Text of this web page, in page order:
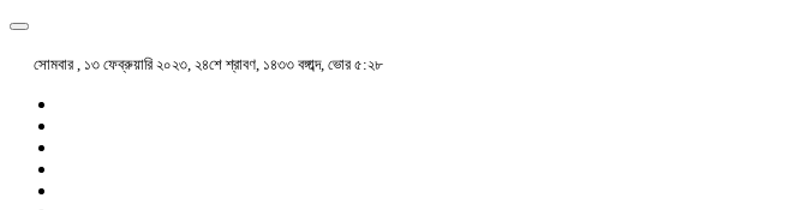
সোমবার , ১৩ ফেব্রুয়ারি ২০২৩, ২৪শে শ্রাবণ, ১৪৩৩ বঙ্গাব্দ, ভোর ৫:২৮